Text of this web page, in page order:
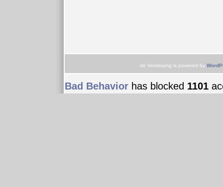
de Verdieping is powered by
Bad Behavior has blocked 1101